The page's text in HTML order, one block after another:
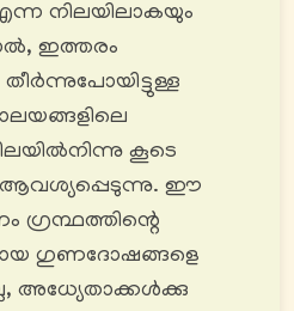
എന്ന നിലയിലാകയും
ഇത്തരം
കൂടെ
ഈ
ഗുണദോഷങ്ങളെ
അധ്യേതാക്കൾക്കു